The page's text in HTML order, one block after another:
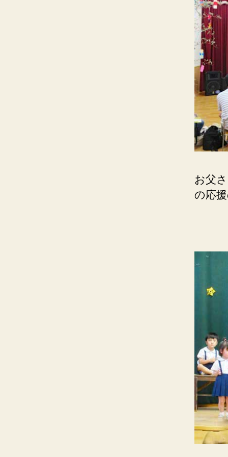
お父
の応